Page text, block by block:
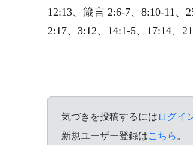
12:13、箴言 2:6-7、8:10-11、
2:17、3:12、14:1-5、17:14、
気づきを投稿するには ログイ
新規ユーザー登録はこちら 。